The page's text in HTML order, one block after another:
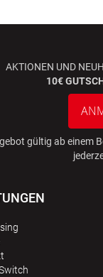
AKTIONEN UND
10€
gültig ab einem